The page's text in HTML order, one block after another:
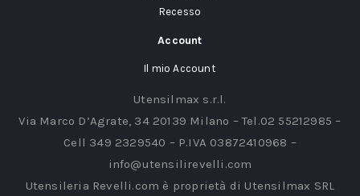
Recesso
Account
Il mio Account
Utensilmax s.r.l.
Via Marco D’Agrate, 34 20139 Milano – Tel.02 55212985 –
Cell 349 2329540 – P.IVA 03872410968 –
info@utensilirevelli.com
Utensileria Revelli.com è proprietà di Utensilmax SRL